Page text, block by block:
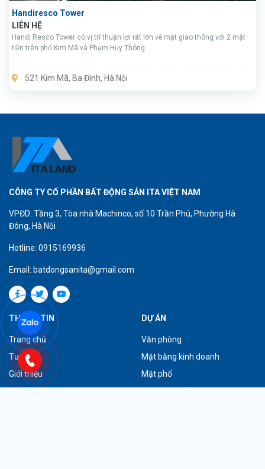
Handiresco Tower
LIÊN HỆ
Handi Resco Tower có vị trí thuận lợi rất lớn về mặt giao thông với 2 mặt
tiền trên phố Kim Mã và Phạm Huy Thông.
521 Kim Mã, Ba Đình, Hà Nội
CÔNG TY CỔ PHẦN BẤT ĐỘNG SẢN ITA VIỆT NAM
VPĐD: Tầng 3, Tòa nhà Machinco, số 10 Trần Phú, Phường Hà
Đông, Hà Nội
Hotline: 0915169936
Email: batdongsanita@gmail.com
THÔNG TIN
Trang chủ
Tư vấn
Giới thiệu
DỰ ÁN
Văn phòng
Mặt bằng kinh doanh
Mặt phố